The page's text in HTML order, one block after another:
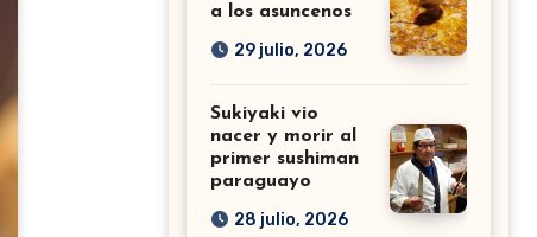
a los asuncenos
29 julio, 2026
Sukiyaki vio
nacer y morir al
primer sushiman
paraguayo
28 julio, 2026